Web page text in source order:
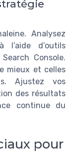
Analysez
l’aide d’outils
Console.
mieux et celles
Ajustez vos
des résultats
continue du
pour